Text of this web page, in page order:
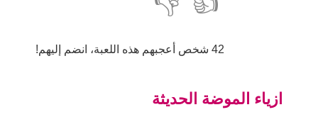
42 شخص أعجبهم هذه اللعبة، انضم إليهم!
ازياء الموضة الحديثة